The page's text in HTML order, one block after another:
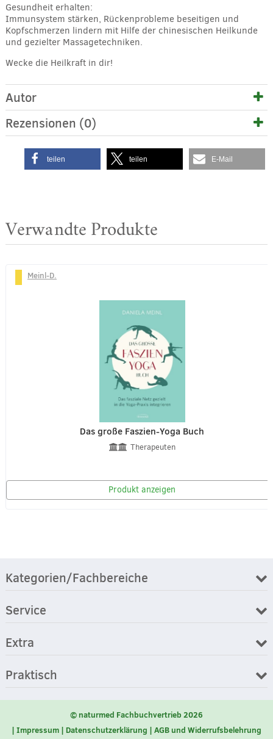
Gesundheit erhalten:
Immunsystem stärken, Rückenprobleme beseitigen und
Kopfschmerzen lindern mit Hilfe der chinesischen Heilkunde
und gezielter Massagetechniken.
Wecke die Heilkraft in dir!
Autor
Rezensionen (0)
teilen teilen E-Mail
Verwandte Produkte
Meinl-D.
Das große Faszien-Yoga Buch
Therapeuten
Produkt anzeigen
Kategorien/Fachbereiche
Service
Extra
Praktisch
© naturmed Fachbuchvertrieb 2026
Impressum
Datenschutzerklärung AGB und Widerrufsbelehrung